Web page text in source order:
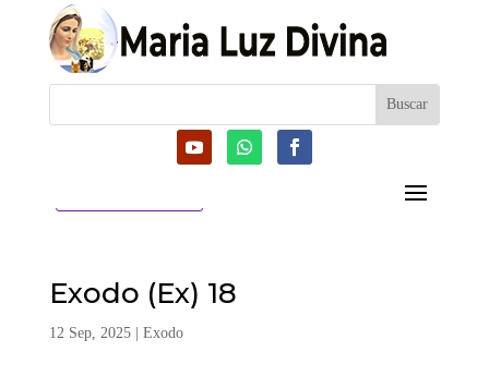
Exodo (Ex) 18
12 Sep, 2025| Exodo